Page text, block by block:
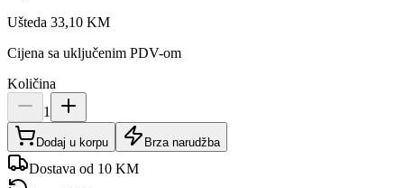
Ušteda 33,10 KM
Cijena sa uključenim PDV-om
Količina
1
Dodaj u korpu Brza narudžba
Dostava od 10 KM